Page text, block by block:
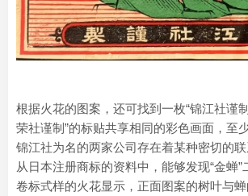
根据火花的图案，还可找到一枚“锦江社谨
荣社谨制”的标贴共享相同的彩色画面，至
锦江社为名的两家公司存在着某种密切的联
从日本注册商标的资料中，能够发现“金蝉”
卷标式样的火花显示，正面图案的树叶与